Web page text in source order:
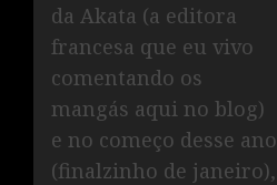
da Akata (a editora
francesa que eu vivo
comentando os
mangás aqui no blog)
e no começo desse ano
(finalzinho de janeiro),